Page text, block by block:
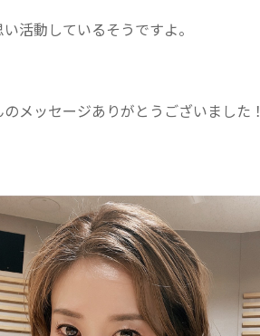
活動しているそうですよ。
メッセージありがとうございました！